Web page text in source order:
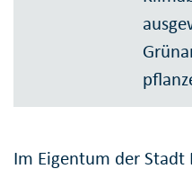
Im Eigentum der Stadt